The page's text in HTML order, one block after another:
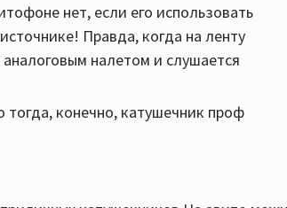
нет, если его использовать
Правда, когда на ленту
налетом и слушается
тогда, конечно, катушечник проф